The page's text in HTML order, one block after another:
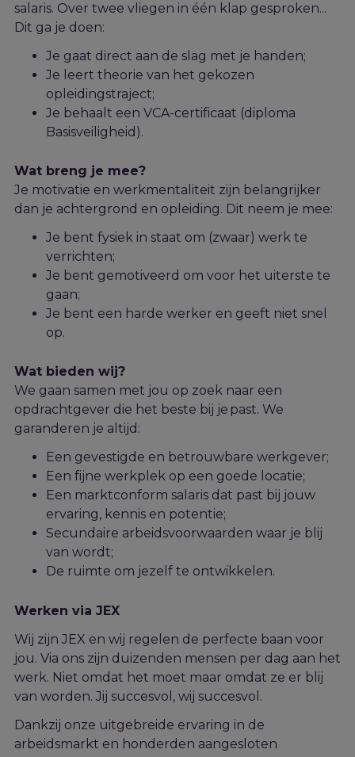
salaris. Over twee vliegen in één klap gesproken...
Dit ga je doen:
Je gaat direct aan de slag met je handen;
Je leert theorie van het gekozen
opleidingstraject;
Je behaalt een VCA-certificaat (diploma
Basisveiligheid).
Wat breng je mee?
Je motivatie en werkmentaliteit zijn belangrijker
dan je achtergrond en opleiding. Dit neem je mee:
Je bent fysiek in staat om (zwaar) werk te
verrichten;
Je bent gemotiveerd om voor het uiterste te
gaan;
Je bent een harde werker en geeft niet snel
op.
Wat bieden wij?
We gaan samen met jou op zoek naar een
opdrachtgever die het beste bij je past. We
garanderen je altijd:
Een gevestigde en betrouwbare werkgever;
Een fijne werkplek op een goede locatie;
Een marktconform salaris dat past bij jouw
ervaring, kennis en potentie;
Secundaire arbeidsvoorwaarden waar je blij
van wordt;
De ruimte om jezelf te ontwikkelen.
Werken via JEX
Wij zijn JEX en wij regelen de perfecte baan voor
jou. Via ons zijn duizenden mensen per dag aan het
werk. Niet omdat het moet maar omdat ze er blij
van worden. Jij succesvol, wij succesvol.
Dankzij onze uitgebreide ervaring in de
arbeidsmarkt en honderden aangesloten